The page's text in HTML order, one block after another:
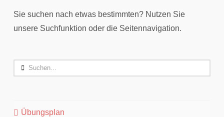
Sie suchen nach etwas bestimmten? Nutzen Sie
unsere Suchfunktion oder die Seitennavigation.
Search
Übungsplan